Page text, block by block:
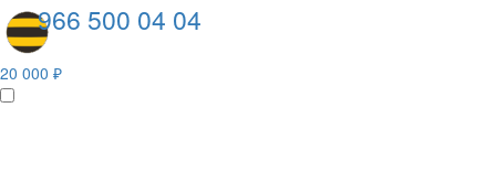
966 500 04 04
20 000 ₽